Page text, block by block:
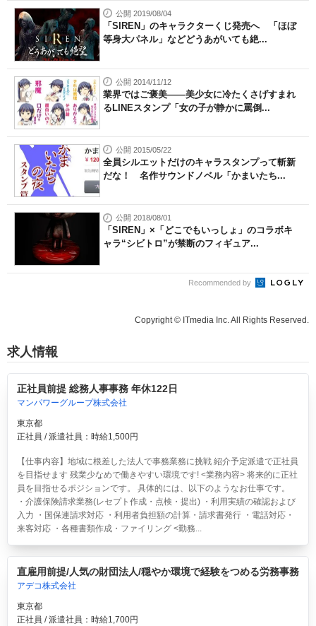
公開 2019/08/04
「SIREN」のキャラクターくじ発売へ 「ほぼ
等身大パネル」などどうあがいても絶...
公開 2014/11/12
業界ではご褒美――美少女に冷たくさげすまれ
るLINEスタンプ「女の子が静かに罵倒...
公開 2015/05/22
全員シルエットだけのキャラスタンプって斬新
だな！ 名作サウンドノベル「かまいたち...
公開 2018/08/01
「SIREN」×「どこでもいっしょ」のコラボキ
ャラ“シビトロ”が禁断のフィギュア...
Recommended by
Copyright © ITmedia Inc. All Rights Reserved.
求人情報
正社員前提 総務人事事務 年休122日
マンパワーグループ株式会社
東京都
正社員 / 派遣社員：時給1,500円
【仕事内容】地域に根差した法人で事務業務に挑戦 紹介予定派遣で正社員
を目指せます 残業少なめで働きやすい環境です! <業務内容> 将来的に正社
員を目指せるポジションです。 具体的には、以下のようなお仕事です。
・介護保険請求業務(レセプト作成・点検・提出) ・利用実績の確認および
入力 ・国保連請求対応 ・利用者負担額の計算・請求書発行 ・電話対応・
来客対応 ・各種書類作成・ファイリング <勤務...
直雇用前提/人気の財団法人/穏やか環境で経験をつめる労務事務
アデコ株式会社
東京都
正社員 / 派遣社員：時給1,700円